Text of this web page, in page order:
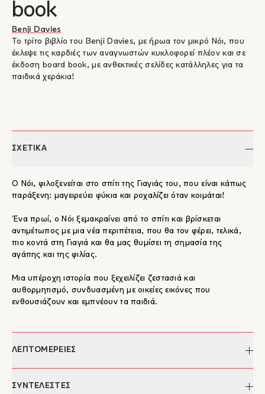
book
Benji Davies
Το τρίτο βιβλίο του Benji Davies, με ήρωα τον μικρό Νόι, που
έκλεψε τις καρδιές των αναγνωστών κυκλοφορεί πλέον και σε
έκδοση board book, με ανθεκτικές σελίδες κατάλληλες για τα
παιδικά χεράκια!
ΣΧΕΤΙΚΑ
Ο Νόι, φιλοξενείται στο σπίτι της Γιαγιάς του, που είναι κάπως
παράξενη: μαγειρεύει φύκια και ροχαλίζει όταν κοιμάται!
Ένα πρωί, ο Νόι ξεμακραίνει από το σπίτι και βρίσκεται
αντιμέτωπος με μια νέα περιπέτεια, που θα τον φέρει, τελικά,
πιο κοντά στη Γιαγιά και θα μας θυμίσει τη σημασία της
αγάπης και της φιλίας.
Μια υπέροχη ιστορία που ξεχειλίζει ζεστασιά και
αυθορμητισμό, συνδυασμένη με οικείες εικόνες που
ενθουσιάζουν και εμπνέουν τα παιδιά.
ΛΕΠΤΟΜΕΡΕΙΕΣ
Συγγραφέας:
ΣΥΝΤΕΛΕΣΤΕΣ